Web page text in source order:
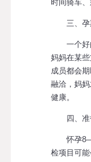
时间骑车
三、孕
一个好的
妈妈在某
成员都会
融洽，妈
健康。
四、准
怀孕
检项目可